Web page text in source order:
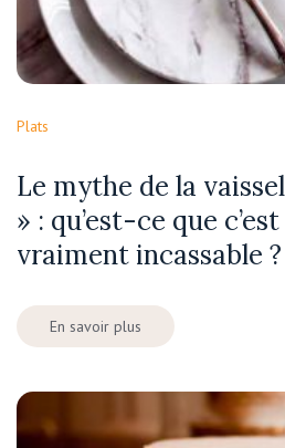
Plats
Le mythe de la
» : qu’est-ce que
vraiment incassable ?
En savoir plus